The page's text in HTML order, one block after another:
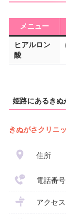
メニュー
ヒアルロン
酸
姫路にあるきぬ
きぬがさクリニ
住所
電話番号
アクセス